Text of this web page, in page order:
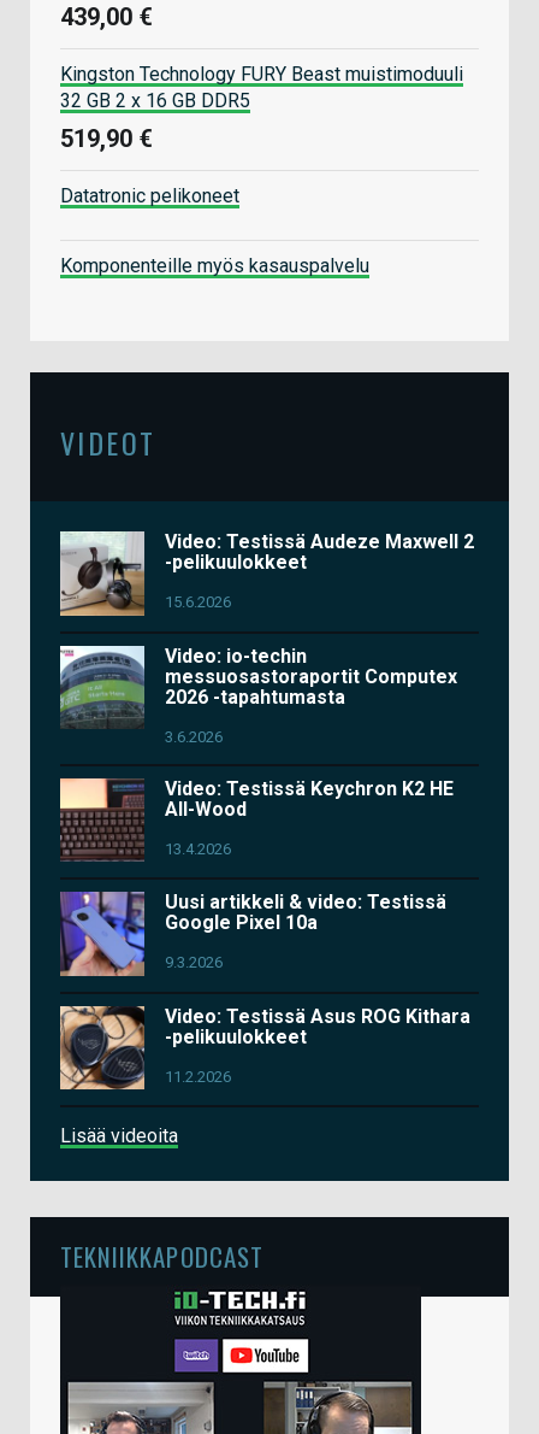
439,00 €
Kingston Technology FURY Beast muistimoduuli
32 GB 2 x 16 GB DDR5
519,90 €
Datatronic pelikoneet
Komponenteille myös kasauspalvelu
VIDEOT
Video: Testissä Audeze Maxwell 2
-pelikuulokkeet
15.6.2026
Video: io-techin
messuosastoraportit Computex
2026 -tapahtumasta
3.6.2026
Video: Testissä Keychron K2 HE
All-Wood
13.4.2026
Uusi artikkeli & video: Testissä
Google Pixel 10a
9.3.2026
Video: Testissä Asus ROG Kithara
-pelikuulokkeet
11.2.2026
Lisää videoita
TEKNIIKKAPODCAST